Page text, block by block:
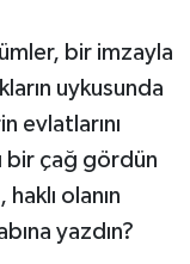
bir imzayla
uykusunda
evlatlarını
bir çağ gördün
olanın
yazdın?